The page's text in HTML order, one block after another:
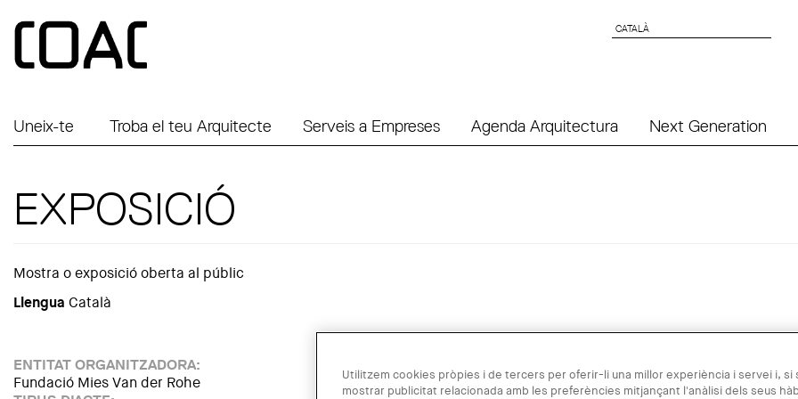
CATALÀ
CATALÀ
Uneix-te Troba el teu Arquitecte Serveis a Empreses Agenda Arquitectura Next Generation
EXPOSICIÓ
Mostra o exposició oberta al públic
Llengua Català
ENTITAT ORGANITZADORA:
Fundació Mies Van der Rohe
Utilitzem cookies pròpies i de tercers per oferir-li una millor experiència i servei i, si
mostrar publicitat relacionada amb les preferències mitjançant l'anàlisi dels seus